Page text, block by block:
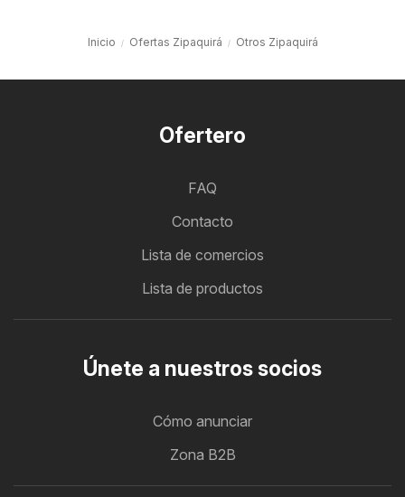
Inicio Ofertas Zipaquirá Otros Zipaquirá
Ofertero
FAQ
Contacto
Lista de comercios
Lista de productos
Únete a nuestros socios
Cómo anunciar
Zona B2B